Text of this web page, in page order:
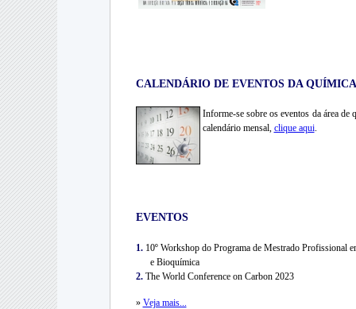
CALENDÁRIO DE EVENTOS DA
Informe-se sobre os eventos da área
calendário mensal, clique aqui.
EVENTOS
1.10º Workshop do Programa de Mestrado Profissional
e Bioquímica
2.The World Conference on Carbon 2023
» Veja mais...